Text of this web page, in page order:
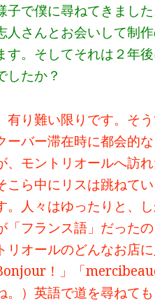
子で僕に尋ねてきまし
人さんとお会いして制
す。そしてそれは２年
したか？
有り難い限りです。そう
ーバー滞在時に都会的
、モントリオールへ訪
こら中にリスは跳ねて
。人々はゆったりと、
「フランス語」だったの
リオールのどんなお店
！」「
。）英語で道を尋ねて